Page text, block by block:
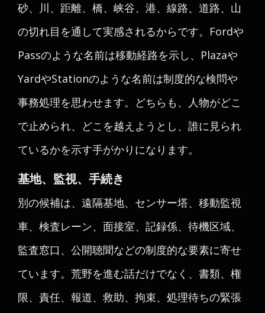
砂、川、距離、橋、峡谷、港、線路、道路、山
の切れ目を通して実感されるからです。Fordや
Passのような名前は移動経路を示し、Plazaや
YardやStationのような名前は制度的な検問や
事務処理を思わせます。どちらも、人物がどこ
で止められ、どこを越えようとし、誰に見られ
ているかを示す手がかりになります。
基地、監視、手続き
別の候補は、遠隔基地、センサー塔、移動監視
車、検査レーン、面接室、記録係、待機区域、
監査窓口、公開聴聞などの制度的な要素に寄せ
ています。荒野を進む話だけでなく、書類、権
限、責任、報道、救助、拘束、処理待ちの緊張